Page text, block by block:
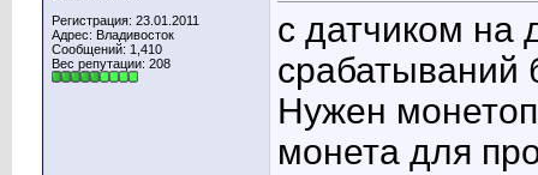
Регистрация: 23.01.2011
Адрес: Владивосток
Сообщений: 1,410
Вес репутации: 208
с датчиком на
срабатываний
Нужен
монета для